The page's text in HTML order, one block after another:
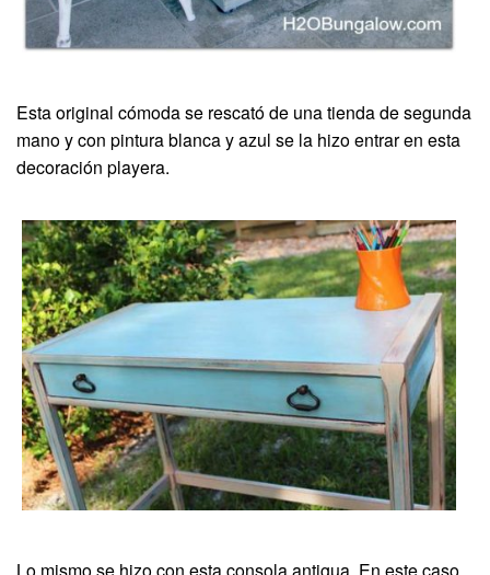
Esta original cómoda se rescató de una tienda de segunda
mano y con pintura blanca y azul se la hizo entrar en esta
decoración playera.
Lo mismo se hizo con esta consola antigua. En este caso